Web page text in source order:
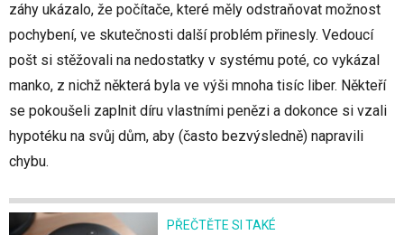
záhy ukázalo, že počítače, které měly odstraňovat možnost
pochybení, ve skutečnosti další problém přinesly. Vedoucí
pošt si stěžovali na nedostatky v systému poté, co vykázal
manko, z nichž některá byla ve výši mnoha tisíc liber. Někteří
se pokoušeli zaplnit díru vlastními penězi a dokonce si vzali
hypotéku na svůj dům, aby (často bezvýsledně) napravili
chybu.
PŘEČTĚTE SI TAKÉ